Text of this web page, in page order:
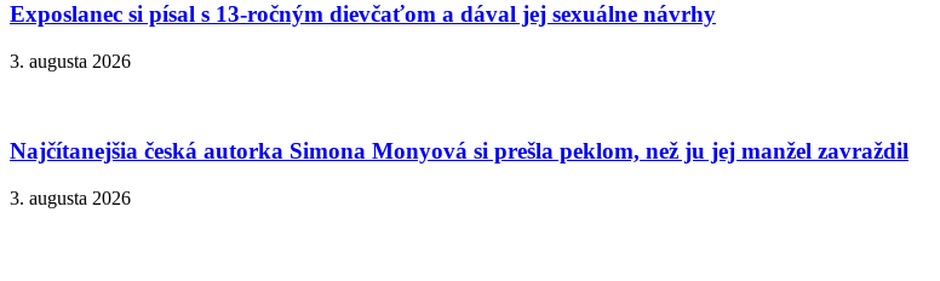
Exposlanec si písal s 13-ročným dievčaťom a dával jej sexuálne návrhy
3. augusta 2026
Najčítanejšia česká autorka Simona Monyová si prešla peklom, než ju jej manžel zavraždil
3. augusta 2026